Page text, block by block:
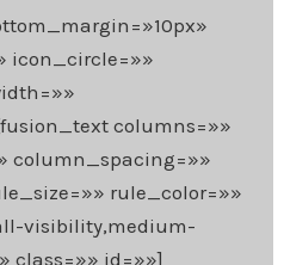
icon_circle=»»
columns=»»
column_spacing=»»
rule_color=»»
visibility,medium-
class=»» id=»»]